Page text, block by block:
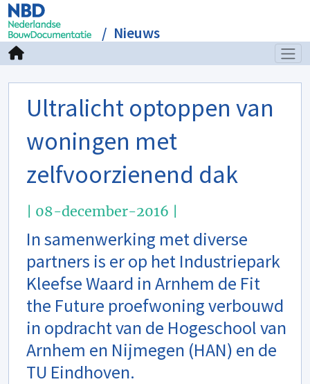
Nieuws
Ultralicht optoppen van
woningen met
zelfvoorzienend dak
| 08-december-2016 |
In samenwerking met diverse
partners is er op het Industriepark
Kleefse Waard in Arnhem de Fit
the Future proefwoning verbouwd
in opdracht van de Hogeschool van
Arnhem en Nijmegen (HAN) en de
TU Eindhoven.